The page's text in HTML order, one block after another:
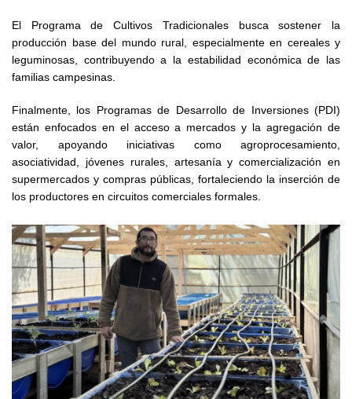
El Programa de Cultivos Tradicionales busca sostener la
producción base del mundo rural, especialmente en cereales y
leguminosas, contribuyendo a la estabilidad económica de las
familias campesinas.
Finalmente, los Programas de Desarrollo de Inversiones (PDI)
están enfocados en el acceso a mercados y la agregación de
valor, apoyando iniciativas como agroprocesamiento,
asociatividad, jóvenes rurales, artesanía y comercialización en
supermercados y compras públicas, fortaleciendo la inserción de
los productores en circuitos comerciales formales.